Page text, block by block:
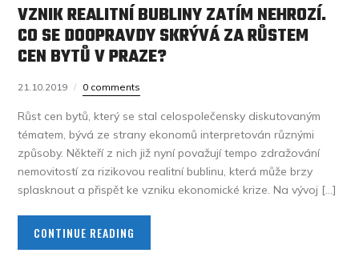
VZNIK REALITNÍ BUBLINY ZATÍM NEHROZÍ.
CO SE DOOPRAVDY SKRÝVÁ ZA RŮSTEM
CEN BYTŮ V PRAZE?
21.10.2019 0 comments
Růst cen bytů, který se stal celospolečensky diskutovaným
tématem, bývá ze strany ekonomů interpretován různými
způsoby. Někteří z nich již nyní považují tempo zdražování
nemovitostí za rizikovou realitní bublinu, která může brzy
splasknout a přispět ke vzniku ekonomické krize. Na vývoj […]
CONTINUE READING